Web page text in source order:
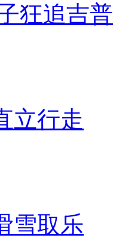
狂追吉
立行走
雪取乐